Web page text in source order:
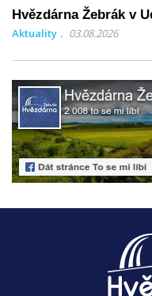
Hvězdárna Žebrák v
Aktuality 03.08.2026